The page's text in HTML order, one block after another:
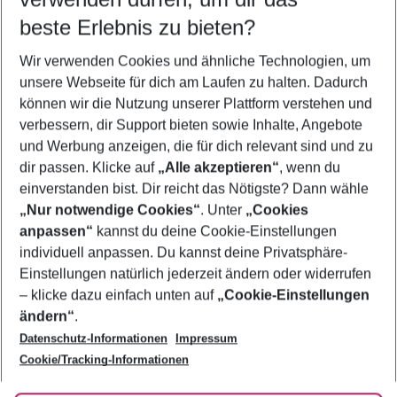
5-8 Nächte
2 Erwachsene Keine Kinder
Mehr Filter anzeigen
Footer
Footer navigation
Über uns
AGB
Bestpreisgarantie
Cookie-Einstellungen ändern
Cookie-Richtlinie
Agenturbetreuung
Barrierefreies Reisen
Folge uns
beste Erlebnis zu bieten?
Wir verwenden Cookies und ähnliche Technologien, um
unsere Webseite für dich am Laufen zu halten. Dadurch
können wir die Nutzung unserer Plattform verstehen und
verbessern, dir Support bieten sowie Inhalte, Angebote
und Werbung anzeigen, die für dich relevant sind und zu
dir passen. Klicke auf „Alle akzeptieren“, wenn du
einverstanden bist. Dir reicht das Nötigste? Dann wähle
„Nur notwendige Cookies“. Unter „Cookies
anpassen“ kannst du deine Cookie-Einstellungen
individuell anpassen. Du kannst deine Privatsphäre-
Einstellungen natürlich jederzeit ändern oder widerrufen
– klicke dazu einfach unten auf „Cookie-Einstellungen
ändern“.
Datenschutz-Informationen
Impressum
Cookie/Tracking-Informationen